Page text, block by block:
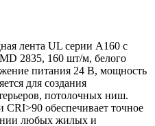
лента UL серии A160 с
2835, 160 шт/м, белого
питания 24 В, мощность
для создания
потолочных ниш.
обеспечивает точное
любых жилых и